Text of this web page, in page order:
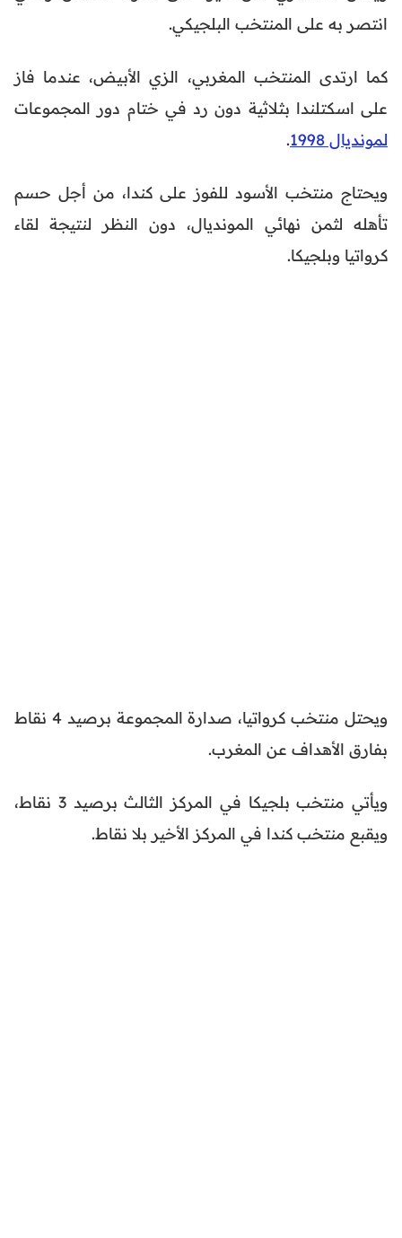
انتصر به على المنتخب البلجيكي.
كما ارتدى المنتخب المغربي، الزي الأبيض، عندما فاز
على اسكتلندا بثلاثية دون رد في ختام دور المجموعات
لمونديال 1998
.
ويحتاج منتخب الأسود للفوز على كندا، من أجل حسم
تأهله لثمن نهائي المونديال، دون النظر لنتيجة لقاء
كرواتيا وبلجيكا.
ويحتل منتخب كرواتيا، صدارة المجموعة برصيد 4 نقاط
بفارق الأهداف عن المغرب.
ويأتي منتخب بلجيكا في المركز الثالث برصيد 3 نقاط،
ويقبع منتخب كندا في المركز الأخير بلا نقاط.